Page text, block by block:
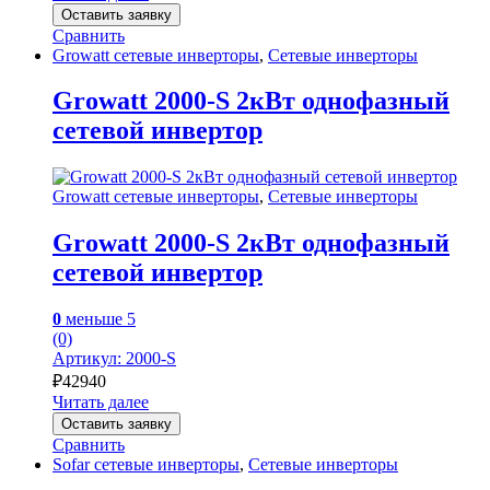
Оставить заявку
Сравнить
Growatt сетевые инверторы, Сетевые инверторы
Growatt 2000-S 2кВт однофазный
сетевой инвертор
Growatt сетевые инверторы, Сетевые инверторы
Growatt 2000-S 2кВт однофазный
сетевой инвертор
0 меньше 5
(0)
Артикул: 2000-S
₽42940
Читать далее
Оставить заявку
Сравнить
Sofar сетевые инверторы, Сетевые инверторы